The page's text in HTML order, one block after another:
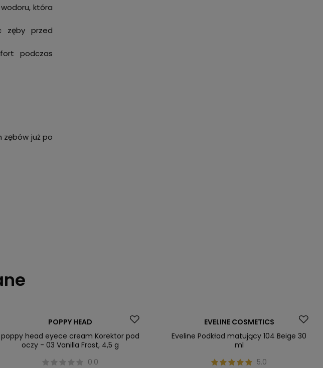
która
zęby przed
podczas
zębów już po
POPPY HEAD
poppy head eyece cream Korektor pod
oczy - 03 Vanilla Frost, 4,5 g
0.0
EVELINE COSMETICS
Eveline Podkład matujący 104 Beige 30
ml
5.0